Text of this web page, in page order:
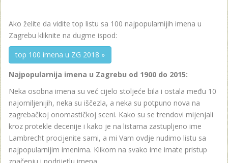
Ako želite da vidite top listu sa 100 najpopularnijih imena u
Zagrebu kliknite na dugme ispod:
top 100 imena u ZG 2018 »
Najpopularnija imena u Zagrebu od 1900 do 2015:
Neka osobna imena su već cijelo stoljeće bila i ostala među 10
najomiljenijih, neka su iščezla, a neka su potpuno nova na
zagrebačkoj onomastičkoj sceni. Kako su se trendovi mijenjali
kroz protekle decenije i kako je na listama zastupljeno ime
Lambrecht procijenite sami, a mi Vam ovdje nudimo listu sa
najpopularnijim imenima. Klikom na svako ime imate pristup
značenju i podrijetlu imena